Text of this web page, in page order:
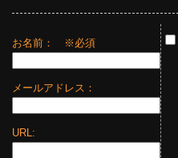
お名前： ※必須
メールアドレス：
URL: